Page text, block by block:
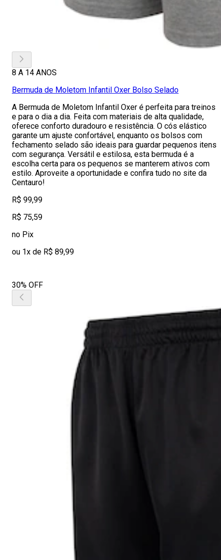
8 A 14 ANOS
Bermuda de Moletom Infantil Oxer Bolso Selado
A Bermuda de Moletom Infantil Oxer é perfeita para treinos
e para o dia a dia. Feita com materiais de alta qualidade,
oferece conforto duradouro e resistência. O cós elástico
garante um ajuste confortável, enquanto os bolsos com
fechamento selado são ideais para guardar pequenos itens
com segurança. Versátil e estilosa, esta bermuda é a
escolha certa para os pequenos se manterem ativos com
estilo. Aproveite a oportunidade e confira tudo no site da
Centauro!
R$ 99,99
R$ 75,59
no Pix
ou 1x de R$ 89,99
30% OFF